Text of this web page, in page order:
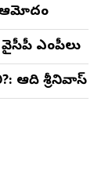
ఆమోదం
ఎంపీలు
ఆది శ్రీనివాస్